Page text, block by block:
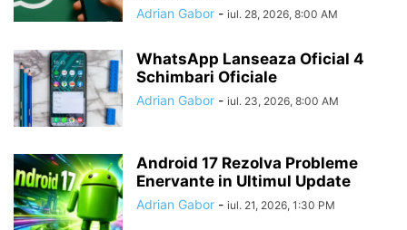
Adrian Gabor - iul. 28, 2026, 8:00 AM
WhatsApp Lanseaza Oficial 4
Schimbari Oficiale
Adrian Gabor - iul. 23, 2026, 8:00 AM
Android 17 Rezolva Probleme
Enervante in Ultimul Update
Adrian Gabor - iul. 21, 2026, 1:30 PM